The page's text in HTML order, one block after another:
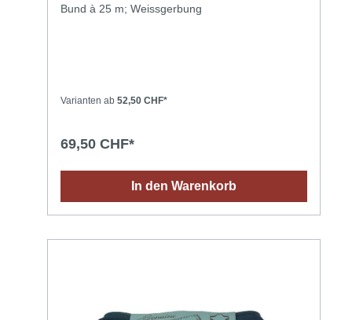
Bund à 25 m; Weissgerbung
Varianten ab 52,50 CHF*
69,50 CHF*
In den Warenkorb